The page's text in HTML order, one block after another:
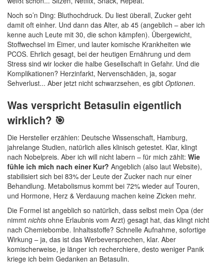
Noch so’n Ding: Bluthochdruck. Du liest überall, Zucker geht
damit oft einher. Und dann das Alter, ab 45 (angeblich – aber ich
kenne auch Leute mit 30, die schon kämpfen). Übergewicht,
Stoffwechsel im Eimer, und lauter komische Krankheiten wie
PCOS. Ehrlich gesagt, bei der heutigen Ernährung und dem
Stress sind wir locker die halbe Gesellschaft in Gefahr. Und die
Komplikationen? Herzinfarkt, Nervenschäden, ja, sogar
Sehverlust... Aber jetzt nicht schwarzsehen, es gibt Optionen.
Was verspricht Betasulin eigentlich
wirklich? 🎯
Die Hersteller erzählen: Deutsche Wissenschaft, Hamburg,
jahrelange Studien, natürlich alles klinisch getestet. Klar, klingt
nach Nobelpreis. Aber ich will nicht labern – für mich zählt: Wie
fühle ich mich nach einer Kur? Angeblich (also laut Website),
stabilisiert sich bei 83% der Leute der Zucker nach nur einer
Behandlung. Metabolismus kommt bei 72% wieder auf Touren,
und Hormone, Herz & Verdauung machen keine Zicken mehr.
Die Formel ist angeblich so natürlich, dass selbst mein Opa (der
nimmt nichts ohne Erlaubnis vom Arzt) gesagt hat, das klingt nicht
nach Chemiebombe. Inhaltsstoffe? Schnelle Aufnahme, sofortige
Wirkung – ja, das ist das Werbeversprechen, klar. Aber
komischerweise, je länger ich recherchiere, desto weniger Panik
kriege ich beim Gedanken an Betasulin.